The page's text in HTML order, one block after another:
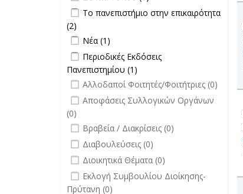
filter
Apply Το πανεπιστήμιο στην
επικαιρότητα filter
Το πανεπιστήμιο στην επικαιρότητα
(2)
επικαιρότητα filter
Apply Νέα filter
Νέα (1)
Apply Περιοδικές Εκδόσεις
Πανεπιστημίου filter
Περιοδικές Εκδόσεις
Πανεπιστημίου (1)
Εκδόσεις
Πανεπιστημίου filter
undefined
Αλλοδαποί Φοιτητές/Φοιτήτριες (0)
undefined
Αποφάσεις Συλλογικών Οργάνων
(0)
undefined
Βραβεία / Διακρίσεις (0)
undefined
Διαβουλεύσεις (0)
undefined
Διοικητικά Θέματα (0)
undefined
Εκλογή Συμβουλίου Διοίκησης-
Πρύτανη (0)